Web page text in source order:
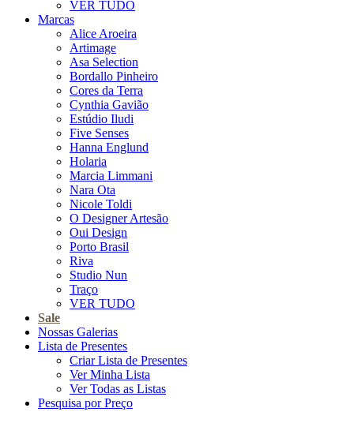
VER TUDO
Marcas
Alice Aroeira
Artimage
Asa Selection
Bordallo Pinheiro
Cores da Terra
Cynthia Gavião
Estúdio Iludi
Five Senses
Hanna Englund
Holaria
Marcia Limmani
Nara Ota
Nicole Toldi
O Designer Artesão
Oui Design
Porto Brasil
Riva
Studio Nun
Traço
VER TUDO
Sale
Nossas Galerias
Lista de Presentes
Criar Lista de Presentes
Ver Minha Lista
Ver Todas as Listas
Pesquisa por Preço